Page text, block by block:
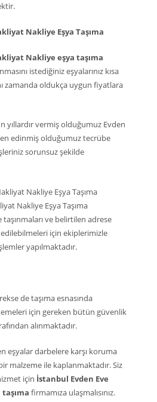
Nakliye Eşya Taşıma
Nakliye eşya taşıma
istediğiniz eşyalarınız kısa
zamanda oldukça uygun fiyatlara
yıllardır vermiş olduğumuz Evden
edinmiş olduğumuz tecrübe
sorunsuz şekilde
Nakliye Eşya Taşıma
taşınmaları ve belirtilen adrese
için ekiplerimizle
yapılmaktadır.
de taşıma esnasında
için gereken bütün güvenlik
alınmaktadır.
eşyalar darbelere karşı koruma
malzeme ile kaplanmaktadır. Siz
için İstanbul Evden Eve
firmamıza ulaşmalısınız.